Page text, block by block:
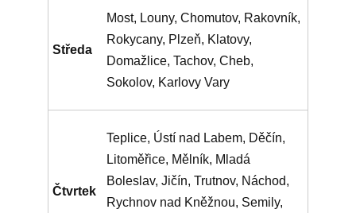
Středa
Most, Louny, Chomutov, Rakovník,
Rokycany, Plzeň, Klatovy,
Domažlice, Tachov, Cheb,
Sokolov, Karlovy Vary
Čtvrtek
Teplice, Ústí nad Labem, Děčín,
Litoměřice, Mělník, Mladá
Boleslav, Jičín, Trutnov, Náchod,
Rychnov nad Kněžnou, Semily,